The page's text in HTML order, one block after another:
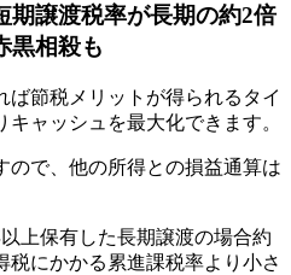
期譲渡税率が長期の約2倍
黒相殺も
ば節税メリットが得られるタイ
ャッシュを最大化できます。
ので、他の所得との損益通算は
上保有した長期譲渡の場合約
税にかかる累進課税率より小さ